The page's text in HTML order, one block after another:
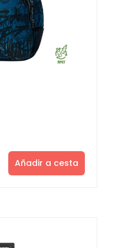
Añadir a cesta